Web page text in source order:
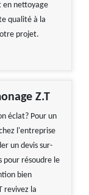
en nettoyage
qualité à la
projet.
Z.T
éclat? Pour un
l'entreprise
un devis sur-
pour résoudre le
bien
revivez la